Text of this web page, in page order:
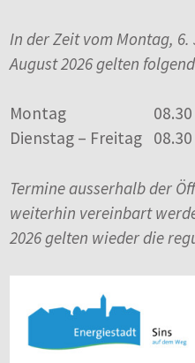
In der Zeit vom Montag,
August 2026 gelten
Montag
Dienstag – Freitag
Termine ausserhalb der
weiterhin vereinbart
2026 gelten wieder die